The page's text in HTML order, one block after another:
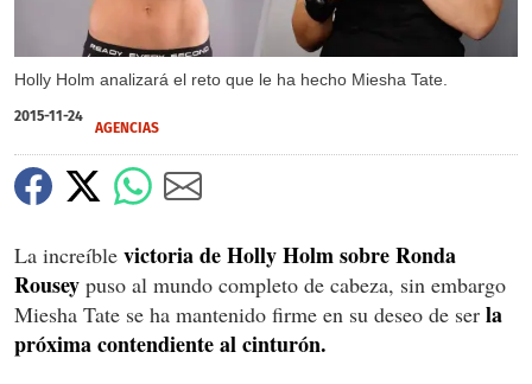
Holly Holm analizará el reto que le ha hecho Miesha Tate.
2015-11-24
AGENCIAS
La increíble victoria de Holly Holm sobre Ronda
Rousey puso al mundo completo de cabeza, sin embargo
Miesha Tate se ha mantenido firme en su deseo de ser la
próxima contendiente al cinturón.